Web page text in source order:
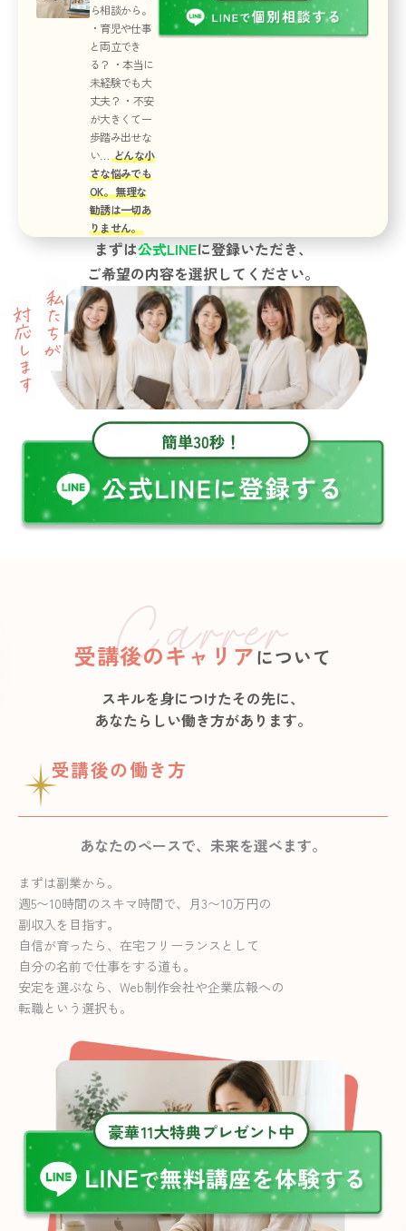
ら相談から。
・育児や仕事
と両立でき
る？ ・本当に
未経験でも大
丈夫？ ・不安
が大きくて一
歩踏み出せな
い…
どんな小
さな悩みでも
OK。 無理な
勧誘は一切あ
りません。
まずは公式LINEに登録いただき、
ご希望の内容を選択してください。
受講後のキャリアについて
スキルを身につけたその先に、
あなたらしい働き方があります。
受講後の働き方
あなたのペースで、未来を選べます。
まずは副業から。
週5〜10時間のスキマ時間で、月3〜10万円の
副収入を目指す。
自信が育ったら、在宅フリーランスとして
自分の名前で仕事をする道も。
安定を選ぶなら、Web制作会社や企業広報への
転職という選択も。